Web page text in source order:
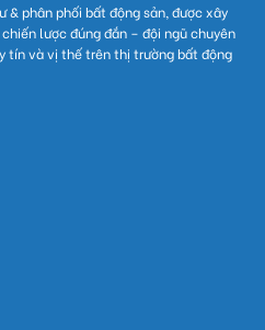
& phân phối bất động sản, được xây
lược đúng đắn – đội ngũ chuyên
tín và vị thế trên thị trường bất động